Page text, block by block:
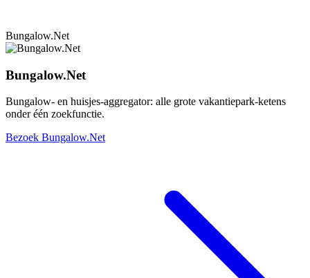
Bungalow.Net
Bungalow.Net
Bungalow- en huisjes-aggregator: alle grote vakantiepark-ketens
onder één zoekfunctie.
Bezoek Bungalow.Net